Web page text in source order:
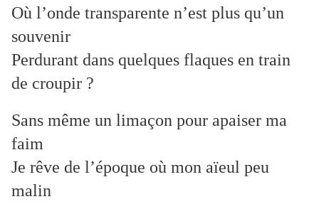
Où l’onde transparente n’est plus qu’un
souvenir
Perdurant dans quelques flaques en train
de croupir ?
Sans même un limaçon pour apaiser ma
faim
Je rêve de l’époque où mon aïeul peu
malin